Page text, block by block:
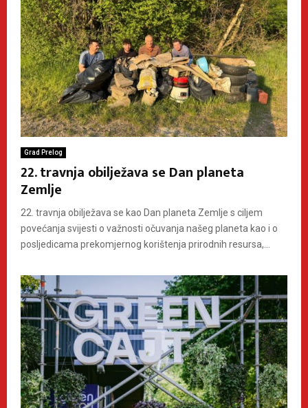
Grad Prelog
22. travnja obilježava se Dan planeta
Zemlje
22. travnja obilježava se kao Dan planeta Zemlje s ciljem
povećanja svijesti o važnosti očuvanja našeg planeta kao i o
posljedicama prekomjernog korištenja prirodnih resursa,...